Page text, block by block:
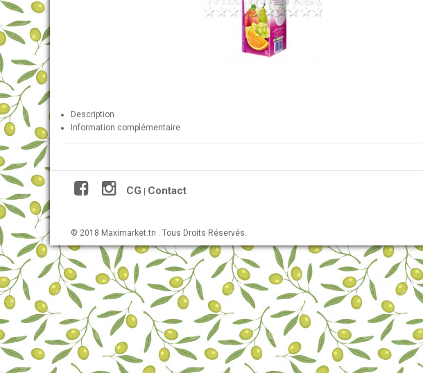
Description
Information complémentaire
CG Contact
© 2018 Maximarket.tn . Tous Droits Réservés.